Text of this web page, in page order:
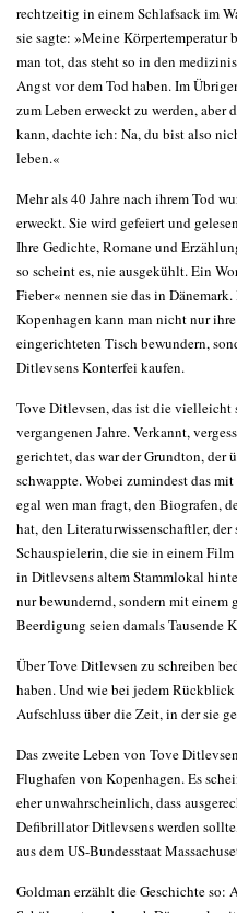
rechtzeitig in einem Schlafsack im
sie sagte: »Meine Körpertemperatur
man tot, das steht so in den
Angst vor dem Tod haben. Im
zum Leben erweckt zu werden,
kann, dachte ich: Na, du bist also
leben.«
Mehr als 40 Jahre nach ihrem Tod
erweckt. Sie wird gefeiert und
Ihre Gedichte, Romane und
so scheint es, nie ausgekühlt. Ein
Fieber« nennen sie das in
Kopenhagen kann man nicht nur
eingerichteten Tisch bewundern,
Ditlevsens Konterfei kaufen.
Tove Ditlevsen, das ist die vielleicht
vergangenen Jahre. Verkannt,
gerichtet, das war der Grundton, der
schwappte. Wobei zumindest das
egal wen man fragt, den Biografen,
hat, den Literaturwissenschaftler,
Schauspielerin, die sie in einem
in Ditlevsens altem Stammlokal
nur bewundernd, sondern mit
Beerdigung seien damals Tausende
Über Tove Ditlevsen zu schreiben
haben. Und wie bei jedem
Aufschluss über die Zeit, in der sie
Das zweite Leben von Tove
Flughafen von Kopenhagen. Es
eher unwahrscheinlich, dass
Defibrillator Ditlevsens werden
aus dem US-Bundesstaat
Goldman erzählt die Geschichte so: